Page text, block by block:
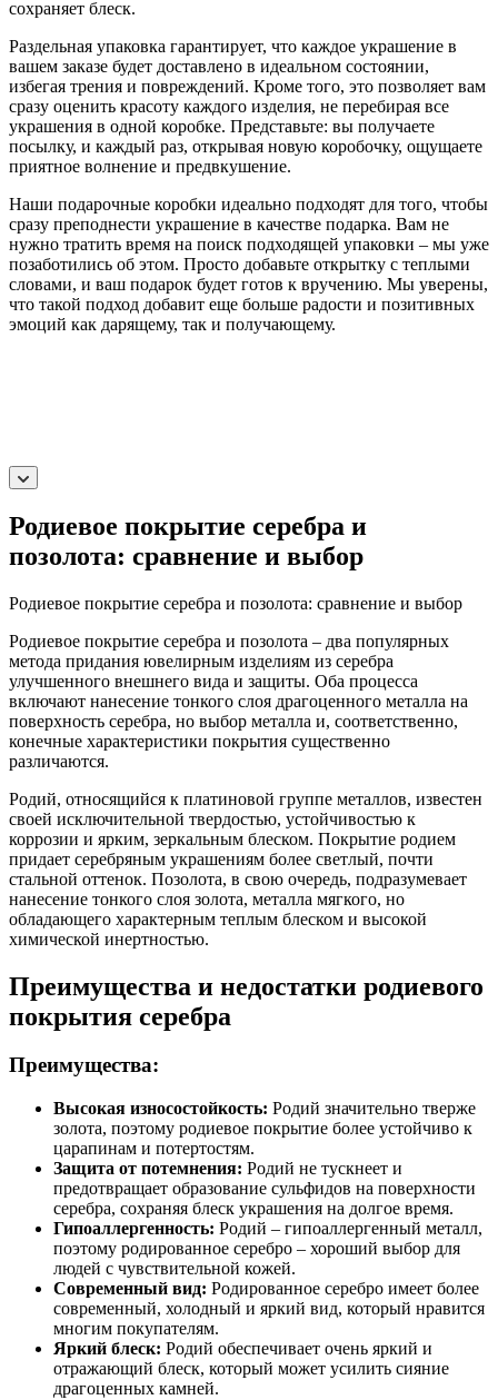
сохраняет блеск.
Раздельная упаковка гарантирует, что каждое украшение в
вашем заказе будет доставлено в идеальном состоянии,
избегая трения и повреждений. Кроме того, это позволяет вам
сразу оценить красоту каждого изделия, не перебирая все
украшения в одной коробке. Представьте: вы получаете
посылку, и каждый раз, открывая новую коробочку, ощущаете
приятное волнение и предвкушение.
Наши подарочные коробки идеально подходят для того, чтобы
сразу преподнести украшение в качестве подарка. Вам не
нужно тратить время на поиск подходящей упаковки – мы уже
позаботились об этом. Просто добавьте открытку с теплыми
словами, и ваш подарок будет готов к вручению. Мы уверены,
что такой подход добавит еще больше радости и позитивных
эмоций как дарящему, так и получающему.
Родиевое покрытие серебра и
позолота: сравнение и выбор
Родиевое покрытие серебра и позолота: сравнение и выбор
Родиевое покрытие серебра и позолота – два популярных
метода придания ювелирным изделиям из серебра
улучшенного внешнего вида и защиты. Оба процесса
включают нанесение тонкого слоя драгоценного металла на
поверхность серебра, но выбор металла и, соответственно,
конечные характеристики покрытия существенно
различаются.
Родий, относящийся к платиновой группе металлов, известен
своей исключительной твердостью, устойчивостью к
коррозии и ярким, зеркальным блеском. Покрытие родием
придает серебряным украшениям более светлый, почти
стальной оттенок. Позолота, в свою очередь, подразумевает
нанесение тонкого слоя золота, металла мягкого, но
обладающего характерным теплым блеском и высокой
химической инертностью.
Преимущества и недостатки родиевого
покрытия серебра
Преимущества:
Высокая износостойкость: Родий значительно тверже
золота, поэтому родиевое покрытие более устойчиво к
царапинам и потертостям.
Защита от потемнения: Родий не тускнеет и
предотвращает образование сульфидов на поверхности
серебра, сохраняя блеск украшения на долгое время.
Гипоаллергенность: Родий – гипоаллергенный металл,
поэтому родированное серебро – хороший выбор для
людей с чувствительной кожей.
Современный вид: Родированное серебро имеет более
современный, холодный и яркий вид, который нравится
многим покупателям.
Яркий блеск: Родий обеспечивает очень яркий и
отражающий блеск, который может усилить сияние
драгоценных камней.